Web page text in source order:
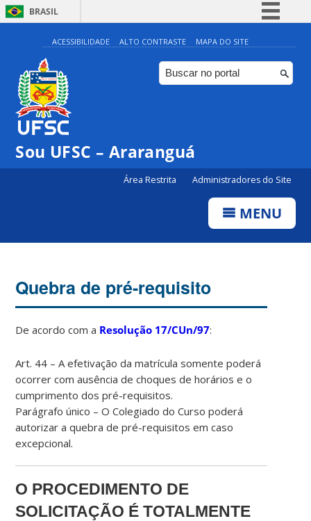
BRASIL
Simplifique!
Comunica BR
Participe
ACESSIBILIDADE ALTO CONTRASTE MAPA DO SITE
Sou UFSC – Araranguá
Área Restrita Administradores do Site
MENU
Quebra de pré-requisito
De acordo com a Resolução 17/CUn/97:
Art. 44 – A efetivação da matrícula somente poderá
ocorrer com ausência de choques de horários e o
cumprimento dos pré-requisitos.
Parágrafo único – O Colegiado do Curso poderá
autorizar a quebra de pré-requisitos em caso
excepcional.
O PROCEDIMENTO DE
SOLICITAÇÃO É TOTALMENTE